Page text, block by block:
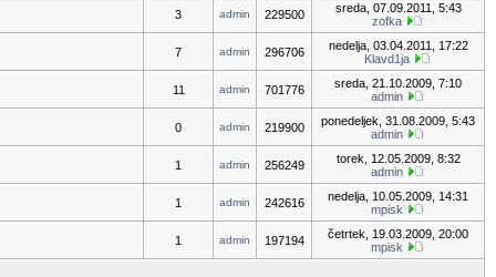
3 admin 229500
sreda, 07.09.2011, 5:43
zofka
7 admin 296706
nedelja, 03.04.2011, 17:22
Klavd1ja
11 admin 701776
sreda, 21.10.2009, 7:10
admin
0 admin 219900
ponedeljek, 31.08.2009, 5:43
admin
1 admin 256249
torek, 12.05.2009, 8:32
admin
1 admin 242616
nedelja, 10.05.2009, 14:31
mpisk
1 admin 197194
četrtek, 19.03.2009, 20:00
mpisk